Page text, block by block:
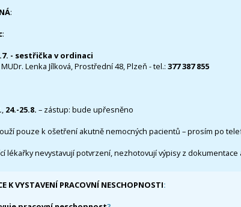
:
:
- sestřička v ordinaci
Lenka Jílková, Prostřední 48, Plzeň - tel.: 377 387 855
, 24.-25.8. – zástup: bude upřesněno
pouze k ošetření akutně nemocných pacientů – prosím po
lékařky nevystavují potvrzení, nezhotovují výpisy z dokumentace
K VYSTAVENÍ PRACOVNÍ NESCHOPNOSTI: